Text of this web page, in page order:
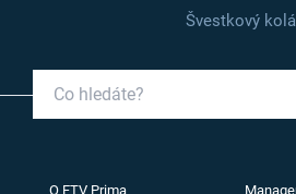
Švestkový
O FTV Prima